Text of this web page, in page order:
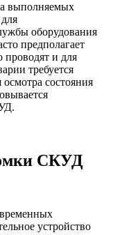
выполняемых
оборудования
предполагает
проводят и для
требуется
состояния
СКУД
устройство